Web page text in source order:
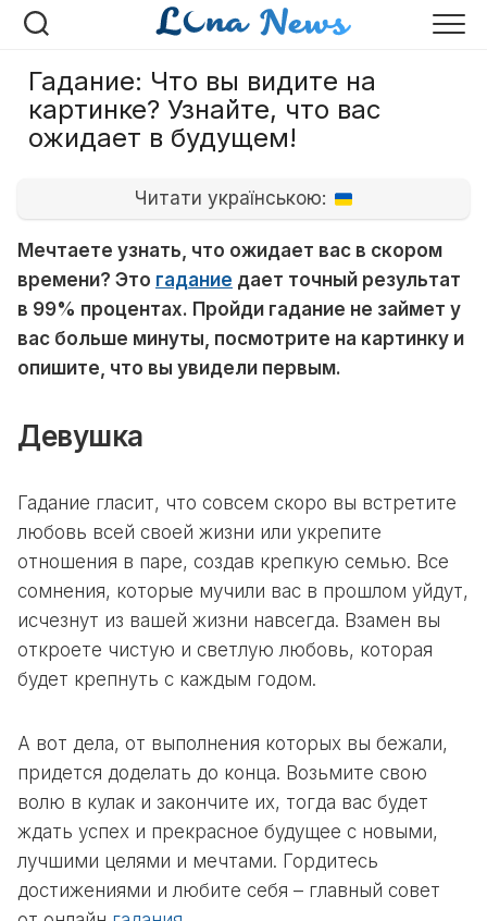
Перейти
Гадание: Что вы видите на
картинке? Узнайте, что вас
ожидает в будущем!
Читати українською:
Мечтаете узнать, что ожидает вас в скором
времени? Это гадание дает точный результат
в 99% процентах. Пройди гадание не займет у
вас больше минуты, посмотрите на картинку и
опишите, что вы увидели первым.
Девушка
Гадание гласит, что совсем скоро вы встретите
любовь всей своей жизни или укрепите
отношения в паре, создав крепкую семью. Все
сомнения, которые мучили вас в прошлом уйдут,
исчезнут из вашей жизни навсегда. Взамен вы
откроете чистую и светлую любовь, которая
будет крепнуть с каждым годом.
А вот дела, от выполнения которых вы бежали,
придется доделать до конца. Возьмите свою
волю в кулак и закончите их, тогда вас будет
ждать успех и прекрасное будущее с новыми,
лучшими целями и мечтами. Гордитесь
достижениями и любите себя – главный совет